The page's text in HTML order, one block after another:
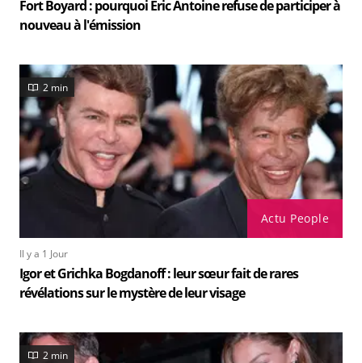
Fort Boyard : pourquoi Eric Antoine refuse de participer à
nouveau à l'émission
Actu People
2 min
Il y a 1 Jour
Igor et Grichka Bogdanoff : leur sœur fait de rares
révélations sur le mystère de leur visage
2 min